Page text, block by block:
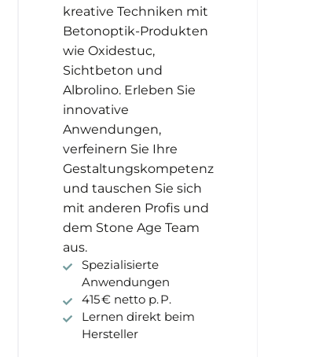
kreative Techniken mit
Betonoptik-Produkten
wie Oxidestuc,
Sichtbeton und
Albrolino. Erleben Sie
innovative
Anwendungen,
verfeinern Sie Ihre
Gestaltungskompetenz
und tauschen Sie sich
mit anderen Profis und
dem Stone Age Team
aus.
Spezialisierte
Anwendungen
415 € netto p. P.
Lernen direkt beim
Hersteller